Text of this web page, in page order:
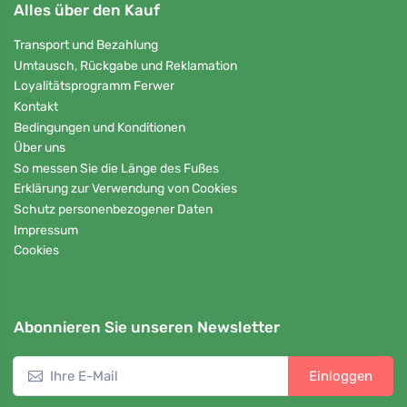
Alles über den Kauf
Transport und Bezahlung
Umtausch, Rückgabe und Reklamation
Loyalitätsprogramm Ferwer
Kontakt
Bedingungen und Konditionen
Über uns
So messen Sie die Länge des Fußes
Erklärung zur Verwendung von Cookies
Schutz personenbezogener Daten
Impressum
Cookies
Abonnieren Sie unseren Newsletter
Einloggen